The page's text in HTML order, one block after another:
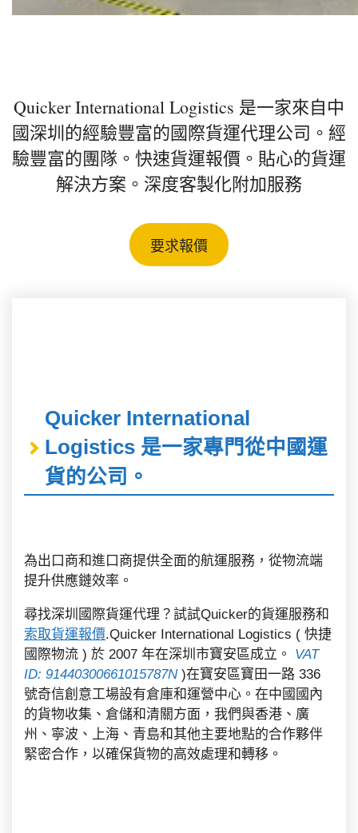
Quicker International Logistics 是一家來自中
國深圳的經驗豐富的國際貨運代理公司。經
驗豐富的團隊。快速貨運報價。貼心的貨運
解決方案。深度客製化附加服務
要求報價
Quicker International
Logistics 是一家專門從中國運
貨的公司。
為出口商和進口商提供全面的航運服務，從物流端
提升供應鏈效率。
尋找深圳國際貨運代理？試試Quicker的貨運服務和
索取貨運報價.Quicker International Logistics ( 快捷
國際物流 ) 於 2007 年在深圳市寶安區成立。 VAT
ID: 91440300661015787N)在寶安區寶田一路 336
號奇信創意工場設有倉庫和運營中心。在中國國內
的貨物收集、倉儲和清關方面，我們與香港、廣
州、寧波、上海、青島和其他主要地點的合作夥伴
緊密合作，以確保貨物的高效處理和轉移。